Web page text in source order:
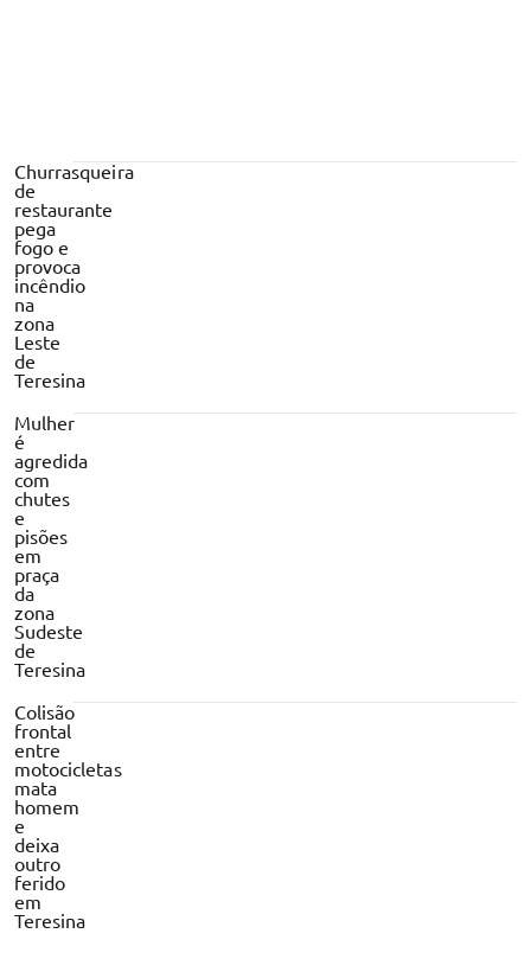
Churrasqueira
de
restaurante
pega
fogo e
provoca
incêndio
na
zona
Leste
de
Teresina
Mulher
é
agredida
com
chutes
e
pisões
em
praça
da
zona
Sudeste
de
Teresina
Colisão
frontal
entre
motocicletas
mata
homem
e
deixa
outro
ferido
em
Teresina